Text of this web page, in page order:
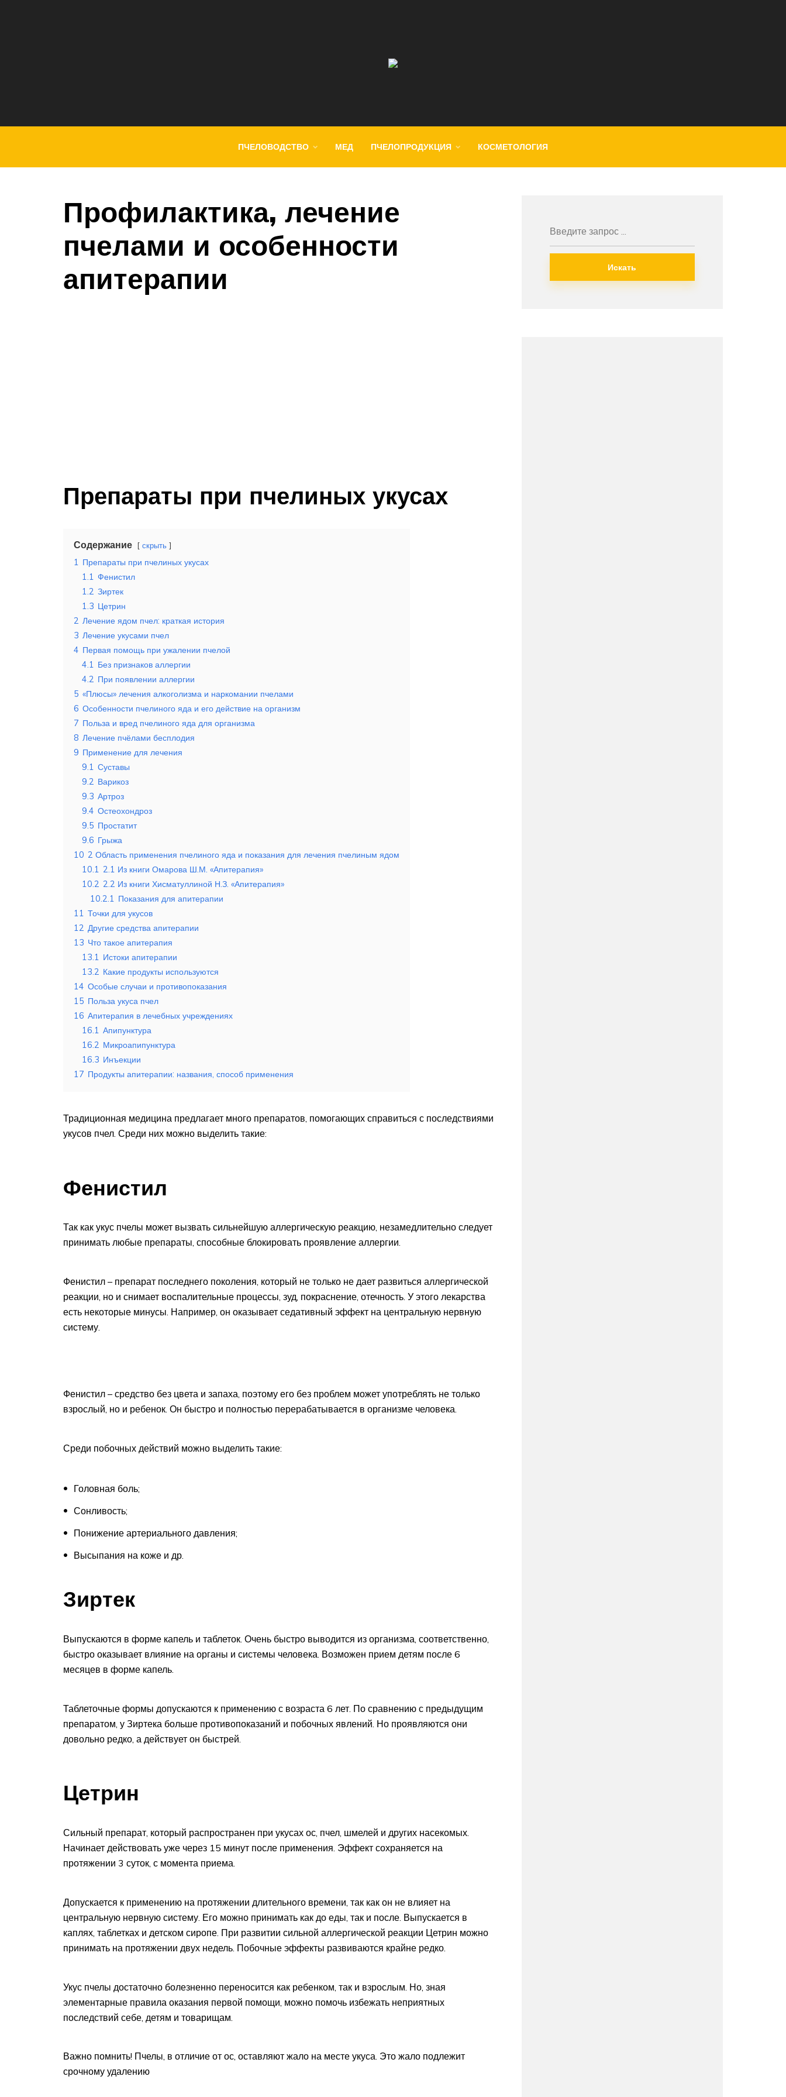
ПЧЕЛОВОДСТВО МЕД ПЧЕЛОПРОДУКЦИЯ КОСМЕТОЛОГИЯ
Профилактика, лечение
пчелами и особенности
апитерапии
Препараты при пчелиных укусах
Содержание скрыть
1 Препараты при пчелиных укусах
1.1 Фенистил
1.2 Зиртек
1.3 Цетрин
2 Лечение ядом пчел: краткая история
3 Лечение укусами пчел
4 Первая помощь при ужалении пчелой
4.1 Без признаков аллергии
4.2 При появлении аллергии
5 «Плюсы» лечения алкоголизма и наркомании пчелами
6 Особенности пчелиного яда и его действие на организм
7 Польза и вред пчелиного яда для организма
8 Лечение пчёлами бесплодия
9 Применение для лечения
9.1 Суставы
9.2 Варикоз
9.3 Артроз
9.4 Остеохондроз
9.5 Простатит
9.6 Грыжа
10 2 Область применения пчелиного яда и показания для лечения пчелиным ядом
10.1 2.1 Из книги Омарова Ш.М. «Апитерапия»
10.2 2.2 Из книги Хисматуллиной Н.З. «Апитерапия»
10.2.1 Показания для апитерапии
11 Точки для укусов
12 Другие средства апитерапии
13 Что такое апитерапия
13.1 Истоки апитерапии
13.2 Какие продукты используются
14 Особые случаи и противопоказания
15 Польза укуса пчел
16 Апитерапия в лечебных учреждениях
16.1 Апипунктура
16.2 Микроапипунктура
16.3 Инъекции
17 Продукты апитерапии: названия, способ применения
Традиционная медицина предлагает много препаратов, помогающих справиться с последствиями
укусов пчел. Среди них можно выделить такие:
Фенистил
Так как укус пчелы может вызвать сильнейшую аллергическую реакцию, незамедлительно следует
принимать любые препараты, способные блокировать проявление аллергии.
Фенистил – препарат последнего поколения, который не только не дает развиться аллергической
реакции, но и снимает воспалительные процессы, зуд, покраснение, отечность. У этого лекарства
есть некоторые минусы. Например, он оказывает седативный эффект на центральную нервную
систему.
Фенистил – средство без цвета и запаха, поэтому его без проблем может употреблять не только
взрослый, но и ребенок. Он быстро и полностью перерабатывается в организме человека.
Среди побочных действий можно выделить такие:
Головная боль;
Сонливость;
Понижение артериального давления;
Высыпания на коже и др.
Зиртек
Выпускаются в форме капель и таблеток. Очень быстро выводится из организма, соответственно,
быстро оказывает влияние на органы и системы человека. Возможен прием детям после 6
месяцев в форме капель.
Таблеточные формы допускаются к применению с возраста 6 лет. По сравнению с предыдущим
препаратом, у Зиртека больше противопоказаний и побочных явлений. Но проявляются они
довольно редко, а действует он быстрей.
Цетрин
Сильный препарат, который распространен при укусах ос, пчел, шмелей и других насекомых.
Начинает действовать уже через 15 минут после применения. Эффект сохраняется на
протяжении 3 суток, с момента приема.
Допускается к применению на протяжении длительного времени, так как он не влияет на
центральную нервную систему. Его можно принимать как до еды, так и после. Выпускается в
каплях, таблетках и детском сиропе. При развитии сильной аллергической реакции Цетрин можно
принимать на протяжении двух недель. Побочные эффекты развиваются крайне редко.
Укус пчелы достаточно болезненно переносится как ребенком, так и взрослым. Но, зная
элементарные правила оказания первой помощи, можно помочь избежать неприятных
последствий себе, детям и товарищам.
Важно помнить! Пчелы, в отличие от ос, оставляют жало на месте укуса. Это жало подлежит
срочному удалению
Искать